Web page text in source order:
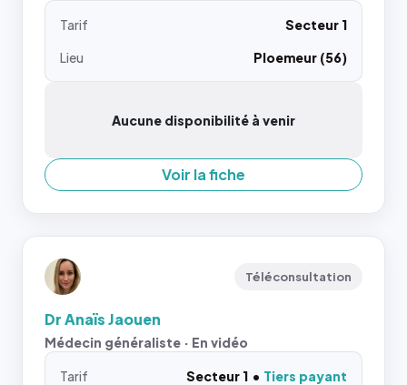
Tarif
Secteur 1
Lieu
Ploemeur (56)
Aucune disponibilité à venir
Voir la fiche
Téléconsultation
Dr Anaïs Jaouen
Médecin généraliste · En vidéo
Tarif Secteur 1
Tiers payant